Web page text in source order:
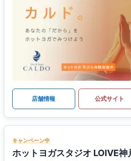
店舗情報 公式サイト
キャンペーン中
ホットヨガスタジオ LOIVE神